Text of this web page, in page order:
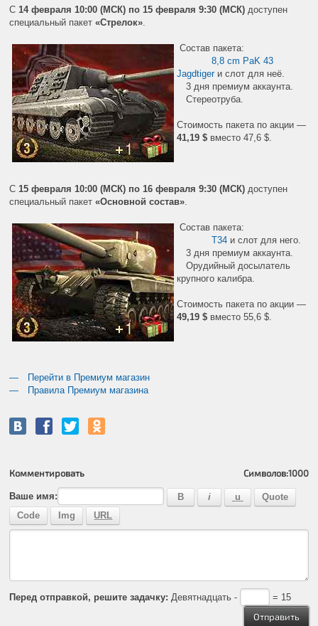
С 14 февраля 10:00 (МСК) по 15 февраля 9:30 (МСК) доступен
специальный пакет«Стрелок»
Состав пакета:
8,8 cm PaK 43
Jagdtigerи слот для неё.
3 дня премиум аккаунта.
Стереотруба.
Стоимость пакета по акции —
41,19 $ вместо 47,6 $.
С 15 февраля 10:00 (МСК) по 16 февраля 9:30 (МСК) доступен
специальный пакет«Основной состав»
Состав пакета:
T34 и слот для него.
3 дня премиум аккаунта.
Орудийный досылатель
крупного калибра.
Стоимость пакета по акции —
49,19 $ вместо 55,6 $.
Перейти в Премиум магазин
Правила Премиум магазина
Комментировать Символов:1000
Ваше имя:
Перед отправкой, решите задачку: Девятнадцать - = 15